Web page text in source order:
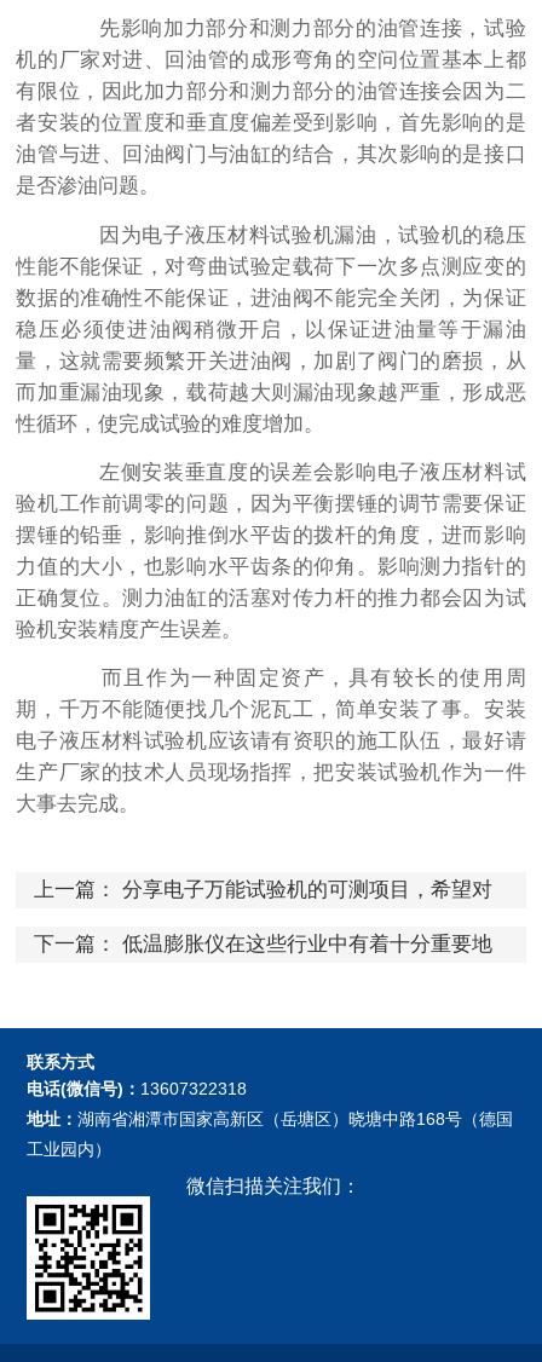
先影响加力部分和测力部分的油管连接，试验
机的厂家对进、回油管的成形弯角的空问位置基本上都
有限位，因此加力部分和测力部分的油管连接会因为二
者安装的位置度和垂直度偏差受到影响，首先影响的是
油管与进、回油阀门与油缸的结合，其次影响的是接口
是否渗油问题。
因为电子液压材料试验机漏油，试验机的稳压
性能不能保证，对弯曲试验定载荷下一次多点测应变的
数据的准确性不能保证，进油阀不能完全关闭，为保证
稳压必须使进油阀稍微开启，以保证进油量等于漏油
量，这就需要频繁开关进油阀，加剧了阀门的磨损，从
而加重漏油现象，载荷越大则漏油现象越严重，形成恶
性循环，使完成试验的难度增加。
左侧安装垂直度的误差会影响电子液压材料试
验机工作前调零的问题，因为平衡摆锤的调节需要保证
摆锤的铅垂，影响推倒水平齿的拨杆的角度，进而影响
力值的大小，也影响水平齿条的仰角。影响测力指针的
正确复位。测力油缸的活塞对传力杆的推力都会囚为试
验机安装精度产生误差。
而且作为一种固定资产，具有较长的使用周
期，千万不能随便找几个泥瓦工，简单安装了事。安装
电子液压材料试验机应该请有资职的施工队伍，最好请
生产厂家的技术人员现场指挥，把安装试验机作为一件
大事去完成。
上一篇： 分享电子万能试验机的可测项目，希望对
下一篇： 低温膨胀仪在这些行业中有着十分重要地
联系方式
电话(微信号)： 13607322318
地址：湖南省湘潭市国家高新区（岳塘区）晓塘中路168号（德国
工业园内）
微信扫描关注我们：